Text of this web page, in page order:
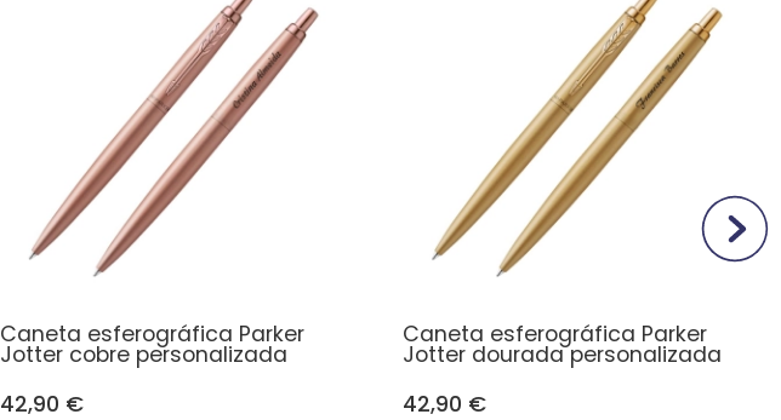
Caneta esferográfica Parker
Jotter cobre personalizada
42,90 €
Caneta esferográfica Parker
Jotter dourada personalizada
42,90 €